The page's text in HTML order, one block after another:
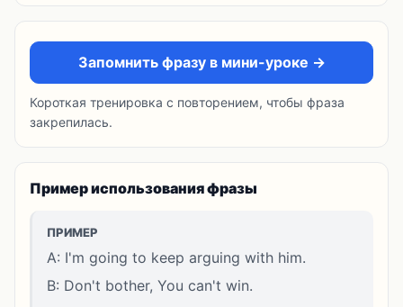
Запомнить фразу в мини-уроке →
Короткая тренировка с повторением, чтобы фраза
закрепилась.
Пример использования фразы
ПРИМЕР
A: I'm going to keep arguing with him.
B: Don't bother, You can't win.